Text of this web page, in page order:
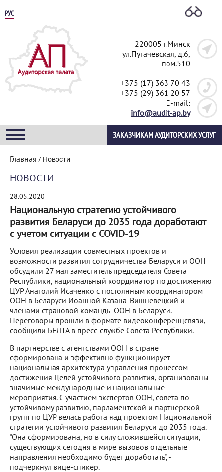
РУС
220005 г.Минск
ул.Пугачевская, д.6,
пом.510
+375 (17) 363 70 43
+375 (29) 361 20 57
E-mail:
info@audit-ap.by
ЗАКАЗЧИКАМ АУДИТОРСКИХ УСЛУГ
Главная / Новости
НОВОСТИ
28.05.2020
Национальную стратегию устойчивого
развития Беларуси до 2035 года доработают
с учетом ситуации с COVID-19
Условия реализации совместных проектов и
возможности развития сотрудничества Беларуси и ООН
обсудили 27 мая заместитель председателя Совета
Республики, национальный координатор по достижению
ЦУР Анатолий Исаченко с постоянным координатором
ООН в Беларуси Иоанной Казана-Вишневецкий и
членами страновой команды ООН в Беларуси.
Переговоры прошли в формате видеоконференцсвязи,
сообщили БЕЛТА в пресс-службе Совета Республики.
В партнерстве с агентствами ООН в стране
сформирована и эффективно функционирует
национальная архитектура управления процессом
достижения Целей устойчивого развития, организованы
значимые международные и национальные
мероприятия. С участием экспертов ООН, совета по
устойчивому развитию, парламентской и партнерской
групп по ЦУР велась работа над проектом Национальной
стратегии устойчивого развития Беларуси до 2035 года.
"Она сформирована, но в силу сложившейся ситуации,
существующих сегодня в мире вызовов отдельные
направления необходимо будет доработать", -
подчеркнул вице-спикер.